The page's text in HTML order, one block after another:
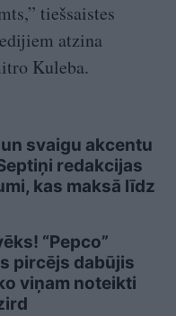
tiešsaistes
atzina
Kuleba.
svaigu akcentu
redakcijas
kas maksā līdz
“Pepco”
pircējs dabūjis
viņam noteikti